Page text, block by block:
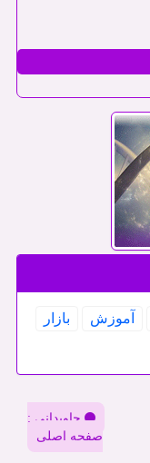
آموزش
بازار
جاویدانی :
صفحه اصلی